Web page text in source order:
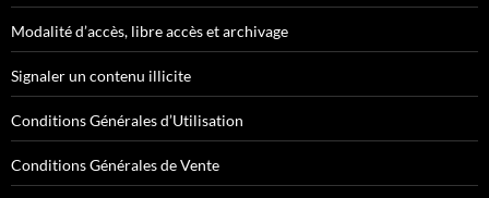
Modalité d’accès, libre accès et archivage
Signaler un contenu illicite
Conditions Générales d’Utilisation
Conditions Générales de Vente